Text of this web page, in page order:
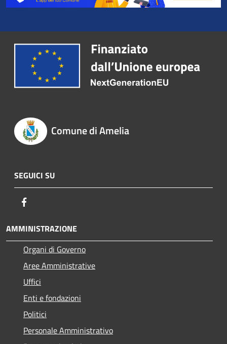
Comune di Amelia
SEGUICI SU
AMMINISTRAZIONE
Organi di Governo
Aree Amministrative
Uffici
Enti e fondazioni
Politici
Personale Amministrativo